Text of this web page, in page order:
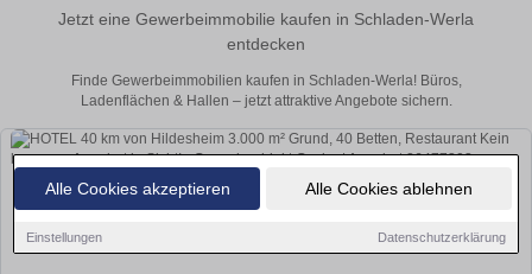
Alle Cookies akzeptieren Alle Cookies ablehnen
Einstellungen Datenschutzerklärung
Jetzt eine Gewerbeimmobilie kaufen in Schladen-Werla
entdecken
Finde Gewerbeimmobilien kaufen in Schladen-Werla! Büros,
Ladenflächen & Hallen – jetzt attraktive Angebote sichern.